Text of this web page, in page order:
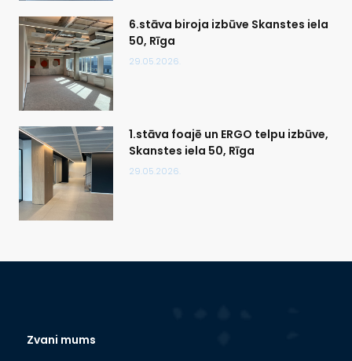
6.stāva biroja izbūve Skanstes iela
50, Rīga
29.05.2026.
1.stāva foajē un ERGO telpu izbūve,
Skanstes iela 50, Rīga
29.05.2026.
Zvani mums